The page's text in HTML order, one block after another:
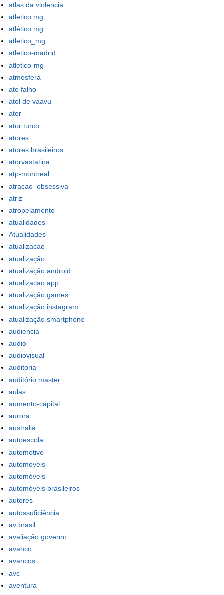
atlas da violencia
atletico mg
atlético mg
atletico_mg
atletico-madrid
atletico-mg
atmosfera
ato falho
atol de vaavu
ator
ator turco
atores
atores brasileiros
atorvastatina
atp-montreal
atracao_obsessiva
atriz
atropelamento
atualidades
Atualidades
atualizacao
atualização
atualização android
atualizacao app
atualização games
atualização instagram
atualização smartphone
audiencia
audio
audiovisual
auditoria
auditório master
aulas
aumento-capital
aurora
australia
autoescola
automotivo
automoveis
automóveis
automóveis brasileiros
autores
autossuficiência
av brasil
avaliação governo
avanco
avancos
avc
aventura